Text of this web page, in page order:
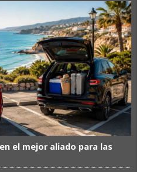
el mejor aliado para las